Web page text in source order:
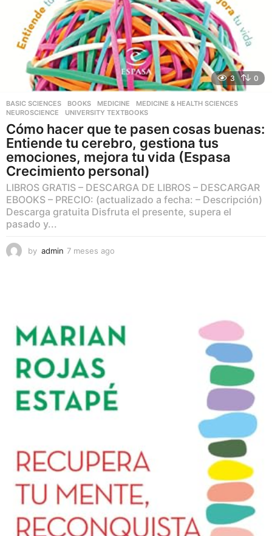
3 0
BASIC SCIENCES ,BOOKS ,MEDICINE ,MEDICINE & HEALTH SCIENCES
NEUROSCIENCE
,UNIVERSITY TEXTBOOKS
Cómo hacer que te pasen cosas buenas:
Entiende tu cerebro, gestiona tus
emociones, mejora tu vida (Espasa
Crecimiento personal)
LIBROS GRATIS – DESCARGA DE LIBROS – DESCARGAR
EBOOKS – PRECIO: (actualizado a fecha: – Descripción)
Descarga gratuita Disfruta el presente, supera el
pasado y...
by admin 7 meses ago
g
o